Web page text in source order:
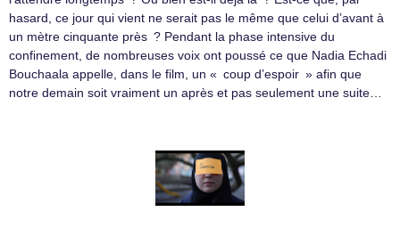
hasard, ce jour qui vient ne serait pas le même que celui d’avant à
un mètre cinquante près ? Pendant la phase intensive du
confinement, de nombreuses voix ont poussé ce que Nadia Echadi
Bouchaala appelle, dans le film, un « coup d’espoir » afin que
notre demain soit vraiment un après et pas seulement une suite…